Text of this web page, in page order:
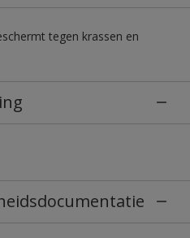
tegen krassen en